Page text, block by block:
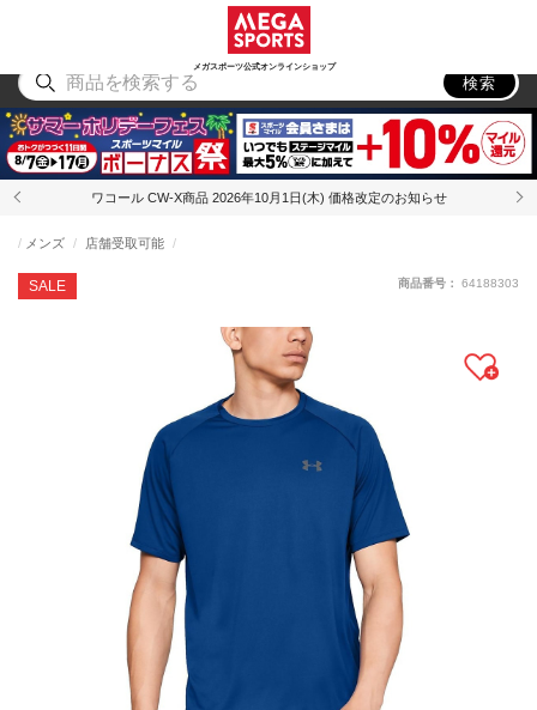
メガスポーツ公式オンラインショップ
アウトドア
検索
ワコール CW-X商品 2026年10月1日(木) 価格改定のお知らせ
SALE
メンズ 店舗受取可能
商品番号： 64188303